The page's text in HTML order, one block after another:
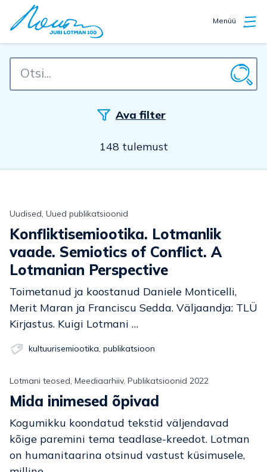
Menüü
Ava filter
148 tulemust
Uudised, Uued publikatsioonid
Konfliktisemiootika. Lotmanlik
vaade. Semiotics of Conflict. A
Lotmanian Perspective
Toimetanud ja koostanud Daniele Monticelli,
Merit Maran ja Franciscu Sedda. Väljaandja: TLÜ
Kirjastus. Kuigi Lotmani …
kultuurisemiootika, publikatsioon
Lotmani teosed, Meediaarhiiv, Publikatsioonid 2022
Mida inimesed õpivad
Kogumikku koondatud tekstid väljendavad
kõige paremini tema teadlase-kreedot. Lotman
on humanitaarina otsinud vastust küsimusele,